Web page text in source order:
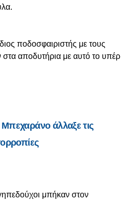
ποδοσφαιριστής με τους
αποδυτήρια με αυτό το υπέρ
άλλαξε τις
μπήκαν στον